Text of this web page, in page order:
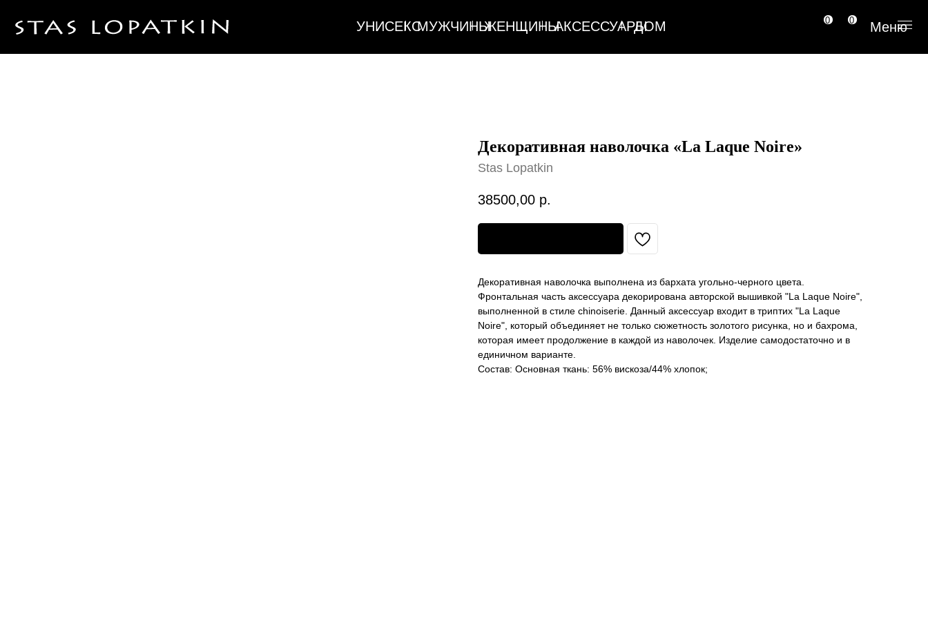
УНИСЕКСМУЖЧИНЫЖЕНЩИНЫАКСЕССУАРЫДОМ
УНИСЕКСМУЖЧИНЫЖЕНЩИНЫАКСЕССУАРЫДОМ
Декоративная наволочка «La Laque Noire»
Stas Lopatkin
38500,00 р.
Декоративная наволочка выполнена из бархата угольно-черного цвета.
Фронтальная часть аксессуара декорирована авторской вышивкой "La Laque Noire",
выполненной в стиле chinoiserie. Данный аксессуар входит в триптих "La Laque
Noire", который объединяет не только сюжетность золотого рисунка, но и бахрома,
которая имеет продолжение в каждой из наволочек. Изделие самодостаточно и в
единичном варианте.
Состав: Основная ткань: 56% вискоза/44% хлопок;